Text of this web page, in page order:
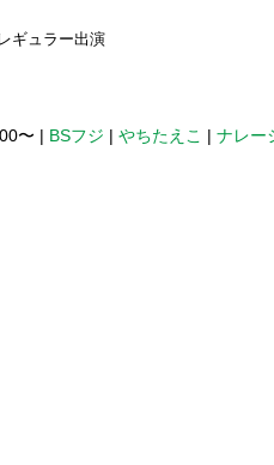
レギュラー出演
〜 | BSフジ | やちたえこ | ナレー